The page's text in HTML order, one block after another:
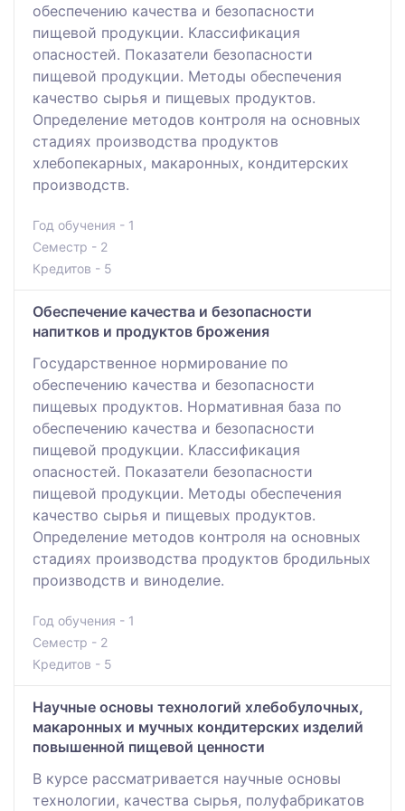
обеспечению качества и безопасности
пищевой продукции. Классификация
опасностей. Показатели безопасности
пищевой продукции. Методы обеспечения
качество сырья и пищевых продуктов.
Определение методов контроля на основных
стадиях производства продуктов
хлебопекарных, макаронных, кондитерских
производств.
Год обучения - 1
Семестр - 2
Кредитов - 5
Обеспечение качества и безопасности
напитков и продуктов брожения
Государственное нормирование по
обеспечению качества и безопасности
пищевых продуктов. Нормативная база по
обеспечению качества и безопасности
пищевой продукции. Классификация
опасностей. Показатели безопасности
пищевой продукции. Методы обеспечения
качество сырья и пищевых продуктов.
Определение методов контроля на основных
стадиях производства продуктов бродильных
производств и виноделие.
Год обучения - 1
Семестр - 2
Кредитов - 5
Научные основы технологий хлебобулочных,
макаронных и мучных кондитерских изделий
повышенной пищевой ценности
В курсе рассматривается научные основы
технологии, качества сырья, полуфабрикатов